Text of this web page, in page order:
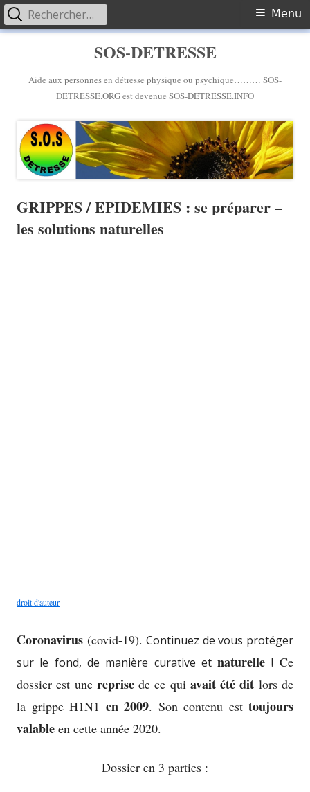
content
SOS-DETRESSE
Aide aux personnes en détresse physique ou psychique……… SOS-
DETRESSE.ORG est devenue SOS-DETRESSE.INFO
Primary
Menu
Rechercher :
GRIPPES / EPIDEMIES : se préparer –
les solutions naturelles
droit d'auteur
Coronavirus (covid-19).Continuez de vous protéger
sur le fond, de manière curative etnaturelle ! Ce
dossier est une reprisede ce qui avait été dit lors de
la grippe H1N1 en 2009. Son contenu est toujours
valable en cette année 2020.
Dossier en 3 parties :